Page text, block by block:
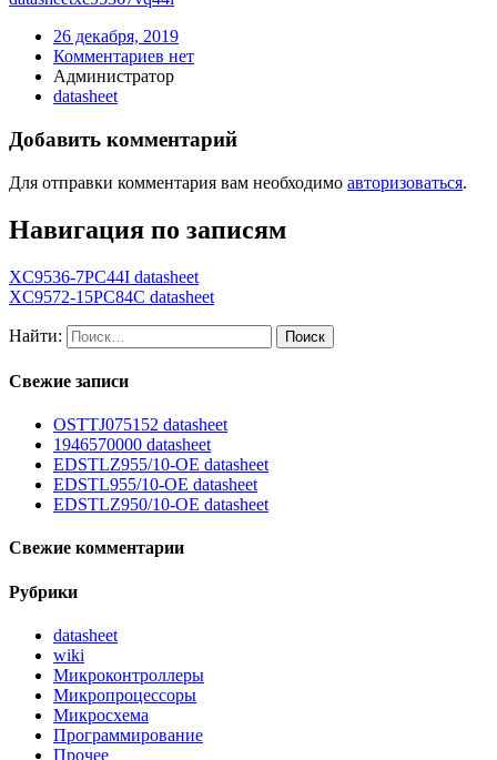
26 декабря, 2019
Комментариев нет
Администратор
datasheet
Добавить комментарий
Для отправки комментария вам необходимо авторизоваться.
Навигация по записям
XC9536-7PC44I datasheet
XC9572-15PC84C datasheet
Найти:
Свежие записи
OSTTJ075152 datasheet
1946570000 datasheet
EDSTLZ955/10-OE datasheet
EDSTL955/10-OE datasheet
EDSTLZ950/10-OE datasheet
Свежие комментарии
Рубрики
datasheet
wiki
Микроконтроллеры
Микропроцессоры
Микросхема
Программирование
Прочее